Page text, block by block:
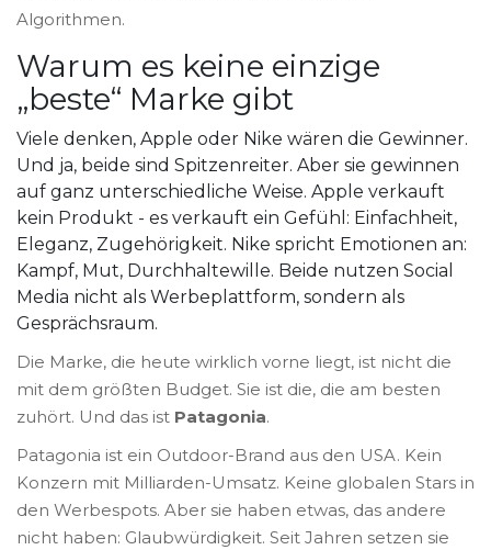
Algorithmen.
Warum es keine einzige
„beste“ Marke gibt
Viele denken, Apple oder Nike wären die Gewinner.
Und ja, beide sind Spitzenreiter. Aber sie gewinnen
auf ganz unterschiedliche Weise. Apple verkauft
kein Produkt - es verkauft ein Gefühl: Einfachheit,
Eleganz, Zugehörigkeit. Nike spricht Emotionen an:
Kampf, Mut, Durchhaltewille. Beide nutzen Social
Media nicht als Werbeplattform, sondern als
Gesprächsraum.
Die Marke, die heute wirklich vorne liegt, ist nicht die
mit dem größten Budget. Sie ist die, die am besten
zuhört. Und das ist Patagonia.
Patagonia ist ein Outdoor-Brand aus den USA. Kein
Konzern mit Milliarden-Umsatz. Keine globalen Stars in
den Werbespots. Aber sie haben etwas, das andere
nicht haben: Glaubwürdigkeit. Seit Jahren setzen sie